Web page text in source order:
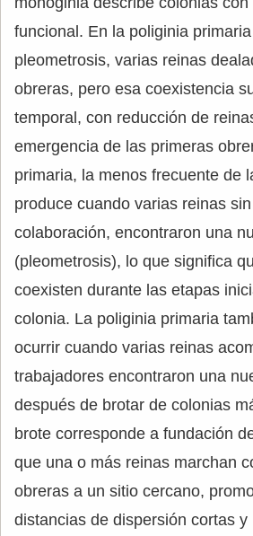
funcional. En la poliginia
pleometrosis, varias reinas
obreras, pero esa coexistencia
temporal, con reducción de
emergencia de las primeras
primaria, la menos frecuente de
produce cuando varias reinas
colaboración, encontraron una
(pleometrosis), lo que significa
coexisten durante las etapas
colonia. La poliginia primaria
ocurrir cuando varias reinas
trabajadores encontraron una
después de brotar de colonias
brote corresponde a fundación
que una o más reinas marchan
obreras a un sitio cercano,
distancias de dispersión cortas y